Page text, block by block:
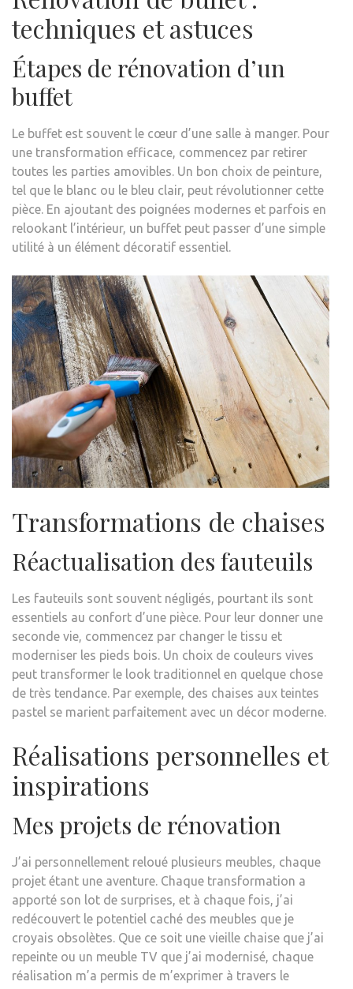
techniques et astuces
Étapes de rénovation d’un
buffet
Le buffet est souvent le cœur d’une salle à manger. Pour
une transformation efficace, commencez par retirer
toutes les parties amovibles. Un bon choix de peinture,
tel que le blanc ou le bleu clair, peut révolutionner cette
pièce. En ajoutant des poignées modernes et parfois en
relookant l’intérieur, un buffet peut passer d’une simple
utilité à un élément décoratif essentiel.
Transformations de chaises
Réactualisation des fauteuils
Les fauteuils sont souvent négligés, pourtant ils sont
essentiels au confort d’une pièce. Pour leur donner une
seconde vie, commencez par changer le tissu et
moderniser les pieds bois. Un choix de couleurs vives
peut transformer le look traditionnel en quelque chose
de très tendance. Par exemple, des chaises aux teintes
pastel se marient parfaitement avec un décor moderne.
Réalisations personnelles et
inspirations
Mes projets de rénovation
J’ai personnellement reloué plusieurs meubles, chaque
projet étant une aventure. Chaque transformation a
apporté son lot de surprises, et à chaque fois, j’ai
redécouvert le potentiel caché des meubles que je
croyais obsolètes. Que ce soit une vieille chaise que j’ai
repeinte ou un meuble TV que j’ai modernisé, chaque
réalisation m’a permis de m’exprimer à travers le